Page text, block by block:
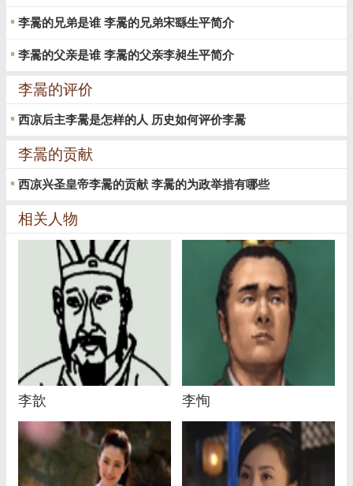
李暠的兄弟是谁 李暠的兄弟宋繇生平简介
李暠的父亲是谁 李暠的父亲李昶生平简介
李暠的评价
西凉后主李暠是怎样的人 历史如何评价李暠
李暠的贡献
西凉兴圣皇帝李暠的贡献 李暠的为政举措有哪些
相关人物
李歆 李恂